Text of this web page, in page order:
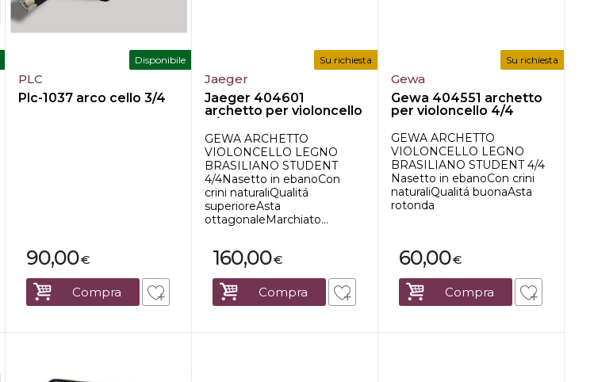
Disponibile
PLC
Plc-1037 arco cello 3/4
€
90,00
Compra
Su richiesta
Jaeger
Jaeger 404601
archetto per violoncello
4/4
GEWA ARCHETTO
VIOLONCELLO LEGNO
BRASILIANO STUDENT
4/4Nasetto in ebanoCon
crini naturaliQualitá
superioreAsta
ottagonaleMarchiato...
€
160,00
Compra
Su richiesta
Gewa
Gewa 404551 archetto
per violoncello 4/4
GEWA ARCHETTO
VIOLONCELLO LEGNO
BRASILIANO STUDENT 4/4
Nasetto in ebanoCon crini
naturaliQualitá buonaAsta
rotonda
€
60,00
Compra